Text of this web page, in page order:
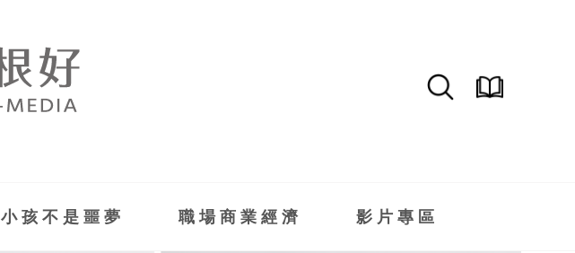
小孩不是噩夢 職場商業經濟 影片專區